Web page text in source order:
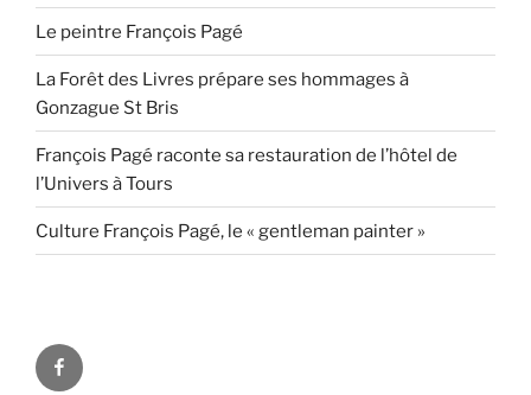
Le peintre François Pagé
La Forêt des Livres prépare ses hommages à
Gonzague St Bris
François Pagé raconte sa restauration de l’hôtel de
l’Univers à Tours
Culture François Pagé, le « gentleman painter »
FaceBook